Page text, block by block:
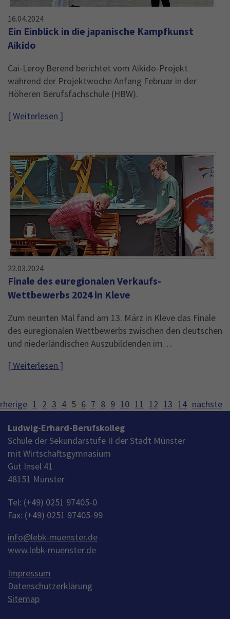
16.04.2024
Ein Einblick in die japanische Kampfkunst
Aikido
Cai-Leroy Berend berichtet vom Aikido-Projekt
während der Projektwoche Anfang Februar in der
Höheren Berufsfachschule (HBW).
[ Weiterlesen ]
22.03.2024
Finale des euregionalen Verkaufs-
Wettbewerbs 2024 in Kleve
Zum neunten Mal fand am 13. März in Kleve das Finale
des euregionalen Wettbewerbs zwischen den deutschen
und niederländischen Auszubildenden im…
[ Weiterlesen ]
1 2 3 4 5 6 7 8 9 10 11 12 13 14 nächste
Ludwig-Erhard-Berufskolleg
Schule der Sekundarstufe II der Stadt Münster
mit Wirtschaftsgymnasium
Gut Insel 41
48151 Münster
Tel: (+49) 0251 97405-0
Fax: (+49) 0251 97405-99
info@lebk-muenster.de
www.lebk-muenster.de
Impressum
Datenschutzerklärung
Sitemap